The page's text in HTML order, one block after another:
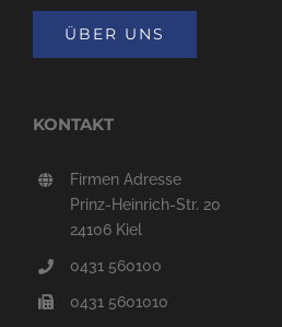
ÜBER UNS
KONTAKT
Firmen Adresse
Prinz-Heinrich-Str. 20
24106 Kiel
0431 560100
0431 5601010